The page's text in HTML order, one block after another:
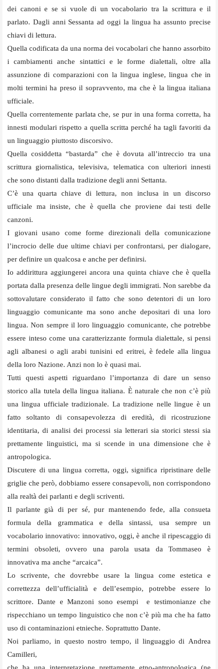
dei canoni e se si vuole di un vocabolario tra la scrittura e il
parlato. Dagli anni Sessanta ad oggi la lingua ha assunto precise
chiavi di lettura.
Quella codificata da una norma dei vocabolari che hanno assorbito
i cambiamenti anche sintattici e le forme dialettali, oltre alla
assunzione di comparazioni con la lingua inglese, lingua che in
molti termini ha preso il sopravvento, ma che è la lingua italiana
ufficiale.
Quella correntemente parlata che, se pur in una forma corretta, ha
innesti modulari rispetto a quella scritta perché ha tagli favoriti da
un linguaggio piuttosto discorsivo.
Quella cosiddetta “bastarda” che è dovuta all’intreccio tra una
scrittura giornalistica, televisiva, telematica con ulteriori innesti
che sono distanti dalla tradizione degli anni Settanta.
C’è una quarta chiave di lettura, non inclusa in un discorso
ufficiale ma insiste, che è quella che proviene dai testi delle
canzoni.
I giovani usano come forme direzionali della comunicazione
l’incrocio delle due ultime chiavi per confrontarsi, per dialogare,
per definire un qualcosa e anche per definirsi.
Io addirittura aggiungerei ancora una quinta chiave che è quella
portata dalla presenza delle lingue degli immigrati. Non sarebbe da
sottovalutare considerato il fatto che sono detentori di un loro
linguaggio comunicante ma sono anche depositari di una loro
lingua. Non sempre il loro linguaggio comunicante, che potrebbe
essere inteso come una caratterizzante formula dialettale, si pensi
agli albanesi o agli arabi tunisini ed eritrei, è fedele alla lingua
della loro Nazione. Anzi non lo è quasi mai.
Tutti questi aspetti riguardano l’importanza di dare un senso
storico alla tutela della lingua italiana. È naturale che non c’è più
una lingua ufficiale tradizionale. La tradizione nelle lingue è un
fatto soltanto di consapevolezza di eredità, di ricostruzione
identitaria, di analisi dei processi sia letterari sia storici stessi sia
prettamente linguistici, ma si scende in una dimensione che è
antropologica.
Discutere di una lingua corretta, oggi, significa ripristinare delle
griglie che però, dobbiamo essere consapevoli, non corrispondono
alla realtà dei parlanti e degli scriventi.
Il parlante già di per sé, pur mantenendo fede, alla consueta
formula della grammatica e della sintassi, usa sempre un
vocabolario innovativo: innovativo, oggi, è anche il ripescaggio di
termini obsoleti, ovvero una parola usata da Tommaseo è
innovativa ma anche “arcaica”.
Lo scrivente, che dovrebbe usare la lingua come estetica e
correttezza dell’ufficialità e dell’esempio, potrebbe essere lo
scrittore. Dante e Manzoni sono esempi e testimonianze che
rispecchiano un tempo linguistico che non c’è più ma che ha fatto
uso di contaminazioni etnieche. Soprattutto Dante.
Noi parliamo, in questo nostro tempo, il linguaggio di Andrea
Camilleri,
che ha una interpretazione prettamente etno-antropologica (ne